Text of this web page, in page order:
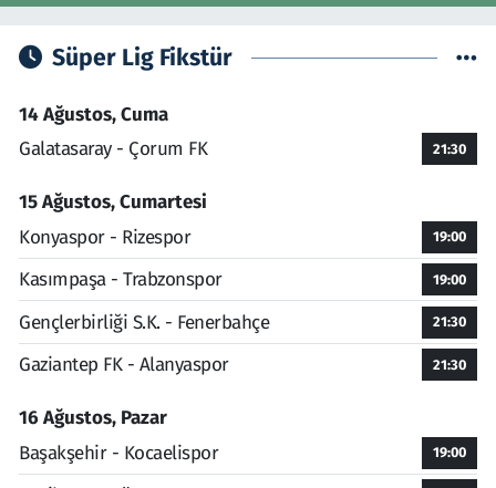
Süper Lig Fikstür
14 Ağustos, Cuma
Galatasaray - Çorum FK
21:30
15 Ağustos, Cumartesi
Konyaspor - Rizespor
19:00
Kasımpaşa - Trabzonspor 19:00
Gençlerbirliği S.K. - Fenerbahçe 21:30
Gaziantep FK - Alanyaspor 21:30
16 Ağustos, Pazar
Başakşehir - Kocaelispor
19:00